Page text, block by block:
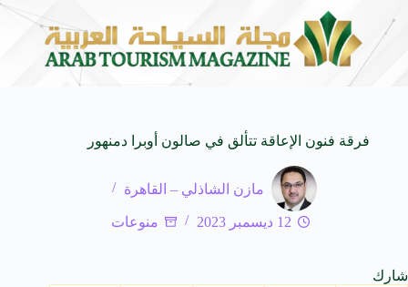
المنظمة العربية للسياحة تدعو لتخصيص خط هاتفي موحد 126 لتلقى بلاغات السائحين عند تعرضهم لأي مشاكل أثناء رحلاتهم السياحية بكافه الدول العربية
فرقة فنون الإعاقة تتألق في صالون أوبرا دمنهور
مازن الشاذلي – القاهرة
12 ديسمبر 2023 منوعات
شارك